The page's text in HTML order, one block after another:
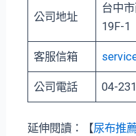
公司地址
台中
19F-1
客服信箱
公司電話 04-
延伸閱讀：【尿布推薦